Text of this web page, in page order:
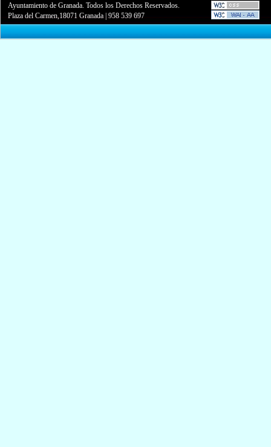
Ayuntamiento de Granada. Todos los Derechos Reservados.
Plaza del Carmen,18071 Granada |958 539 697